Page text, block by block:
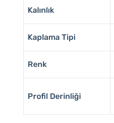
Kalınlık
Kaplama Tipi
Renk
Profil Derinliği